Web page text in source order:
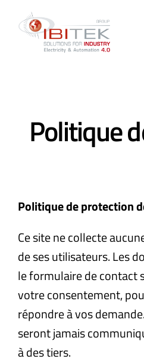
Passer
À
Politique
Politique de protection
Ce site ne collecte
de ses utilisateurs. Les
le formulaire de contact
votre consentement,
répondre à vos
seront jamais
à des tiers.